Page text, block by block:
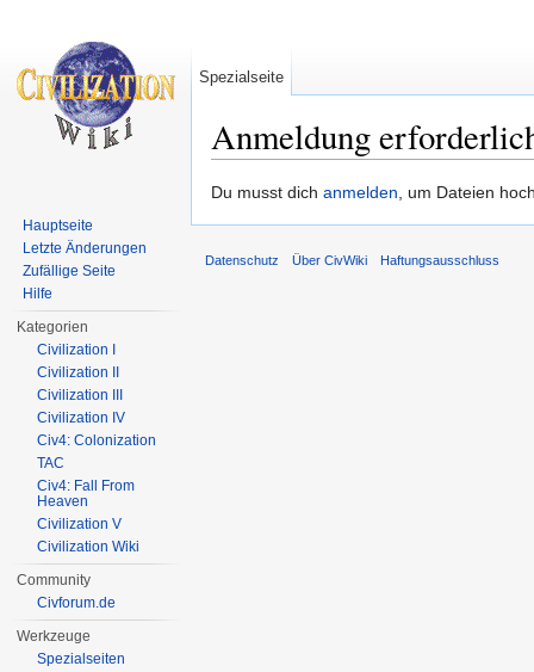
Anmeldung
Du musst dich anmelden, um Dateien
Spezialseite
Hauptseite
Letzte Änderungen
Zufällige Seite
Hilfe
Kategorien
Civilization I
Civilization II
Civilization III
Civilization IV
Civ4: Colonization
TAC
Civ4: Fall From
Heaven
Civilization V
Civilization Wiki
Community
Civforum.de
Werkzeuge
Spezialseiten
Datenschutz Über CivWiki Haftungsausschluss